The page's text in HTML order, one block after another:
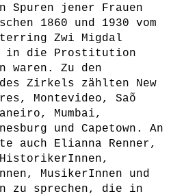
Spuren jener Frauen
1860 und 1930 vom
Zwi Migdal
in die Prostitution
waren. Zu den
Zirkels zählten New
Montevideo, Saõ
Mumbai,
und Capetown. An
auch Elianna Renner,
MusikerInnen und
zu sprechen, die in